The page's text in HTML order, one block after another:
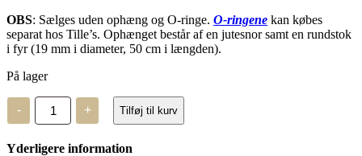
OBS: Sælges uden ophæng og O-ringe. O-ringene kan købes
separat hos Tille’s. Ophænget består af en jutesnor samt en rundstok
i fyr (19 mm i diameter, 50 cm i længden).
På lager
-
Eventyret
Nøddeknækkeren
antal
+ Tilføj til kurv
Yderligere information